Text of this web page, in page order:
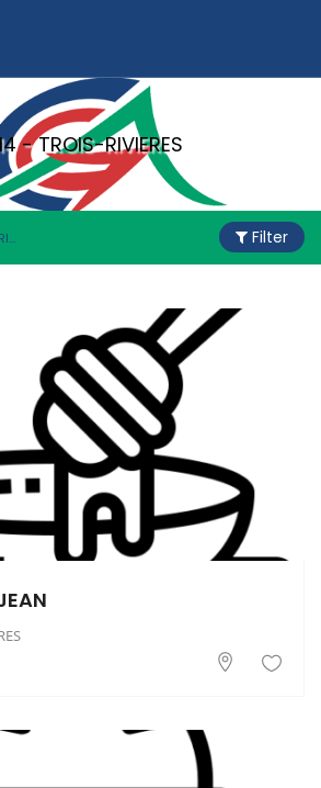
- TROIS-RIVIERES
97114 - TROIS-RIVIERES Filter